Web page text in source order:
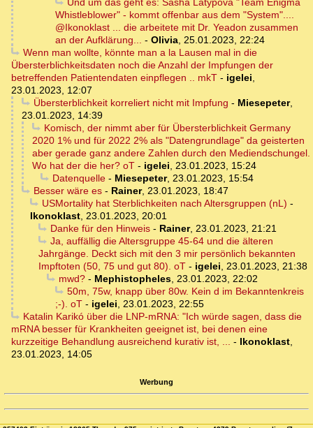
Und um das geht es: Sasha Latypova "Team Enigma
Whistleblower" - kommt offenbar aus dem "System"....
@Ikonoklast ... die arbeitete mit Dr. Yeadon zusammen
an der Aufklärung... - Olivia, 25.01.2023, 22:24
Wenn man wollte, könnte man a la Lausen mal in die
Übersterblichkeitsdaten noch die Anzahl der Impfungen der
betreffenden Patientendaten einpflegen .. mkT - igelei,
23.01.2023, 12:07
Übersterblichkeit korreliert nicht mit Impfung - Miesepeter,
23.01.2023, 14:39
Komisch, der nimmt aber für Übersterblichkeit Germany
2020 1% und für 2022 2% als "Datengrundlage" da geisterten
aber gerade ganz andere Zahlen durch den Mediendschungel.
Wo hat der die her? oT - igelei, 23.01.2023, 15:24
Datenquelle- Miesepeter, 23.01.2023, 15:54
Besser wäre es- Rainer, 23.01.2023, 18:47
USMortality hat Sterblichkeiten nach Altersgruppen (nL) -
Ikonoklast, 23.01.2023, 20:01
Danke für den Hinweis- Rainer, 23.01.2023, 21:21
Ja, auffällig die Altersgruppe 45-64 und die älteren
Jahrgänge. Deckt sich mit den 3 mir persönlich bekannten
Impftoten (50, 75 und gut 80). oT - igelei, 23.01.2023, 21:38
mwd?- Mephistopheles, 23.01.2023, 22:02
50m, 75w, knapp über 80w. Kein d im Bekanntenkreis
;-). oT - igelei, 23.01.2023, 22:55
Katalin Karikó über die LNP-mRNA: "Ich würde sagen, dass die
mRNA besser für Krankheiten geeignet ist, bei denen eine
kurzzeitige Behandlung ausreichend kurativ ist, ... - Ikonoklast,
23.01.2023, 14:05
Werbung